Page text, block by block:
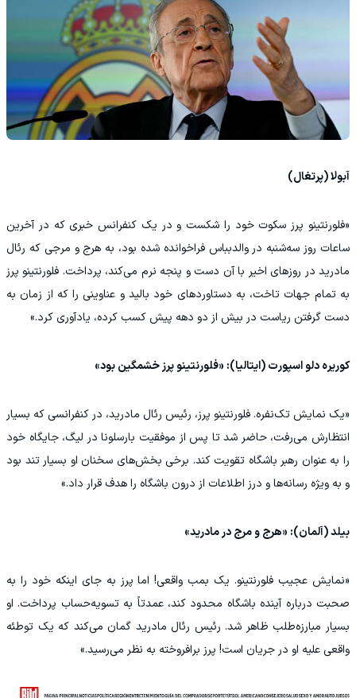
آبولا (پرتغال)
«فلورنتینو پرز سکوت خود را شکست و در یک کنفرانس خبری که در آخرین
ساعات روز سه‌شنبه در والدبباس فراخوانده شده بود، به هرج و مرجی که رئال
مادرید در روزهای اخیر با آن دست‌ و پنجه نرم می‌کند، پرداخت. فلورنتینو پرز
به تمام جهات تاخت، به دستاوردهای خود بالید و عناوینی را که از زمان به
دست گرفتن ریاست در بیش از دو دهه پیش کسب کرده، یادآوری کرد.»
کوریره دلو اسپورت (ایتالیا): «فلورنتینو پرز خشمگین بود»
«یک نمایش تک‌نفره. فلورنتینو پرز، رئیس رئال مادرید، در کنفرانسی که بسیار
انتظارش می‌رفت، حاضر شد تا پس از موفقیت بارسلونا در لیگ، جایگاه خود
را به عنوان رهبر باشگاه تقویت کند. برخی بخش‌های سخنان او بسیار تند بود
و به ویژه رسانه‌ها و درز اطلاعات از درون باشگاه را هدف قرار داد.»
بیلد (آلمان): «هرج و مرج در مادرید»
«نمایش عجیب فلورنتینو. یک بمب واقعی! اما پرز به جای اینکه خود را به
صحبت درباره آینده باشگاه محدود کند، عمدتاً به تسویه‌حساب پرداخت. او
بسیار مبارزه‌طلب ظاهر شد. رئیس رئال مادرید گمان می‌کند که یک توطئه
واقعی علیه او در جریان است! پرز برافروخته به نظر می‌رسید.»